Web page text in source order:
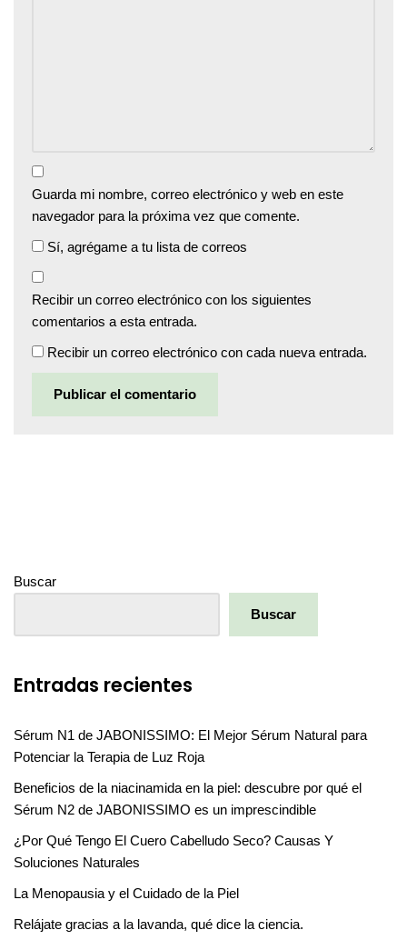
Guarda mi nombre, correo electrónico y web en este
navegador para la próxima vez que comente.
Sí, agrégame a tu lista de correos
Recibir un correo electrónico con los siguientes
comentarios a esta entrada.
Recibir un correo electrónico con cada nueva entrada.
Buscar
Buscar
Entradas recientes
Sérum N1 de JABONISSIMO: El Mejor Sérum Natural para
Potenciar la Terapia de Luz Roja
Beneficios de la niacinamida en la piel: descubre por qué el
Sérum N2 de JABONISSIMO es un imprescindible
¿Por Qué Tengo El Cuero Cabelludo Seco? Causas Y
Soluciones Naturales
La Menopausia y el Cuidado de la Piel
Relájate gracias a la lavanda, qué dice la ciencia.